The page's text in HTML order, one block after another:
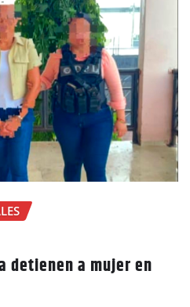
detienen a mujer en